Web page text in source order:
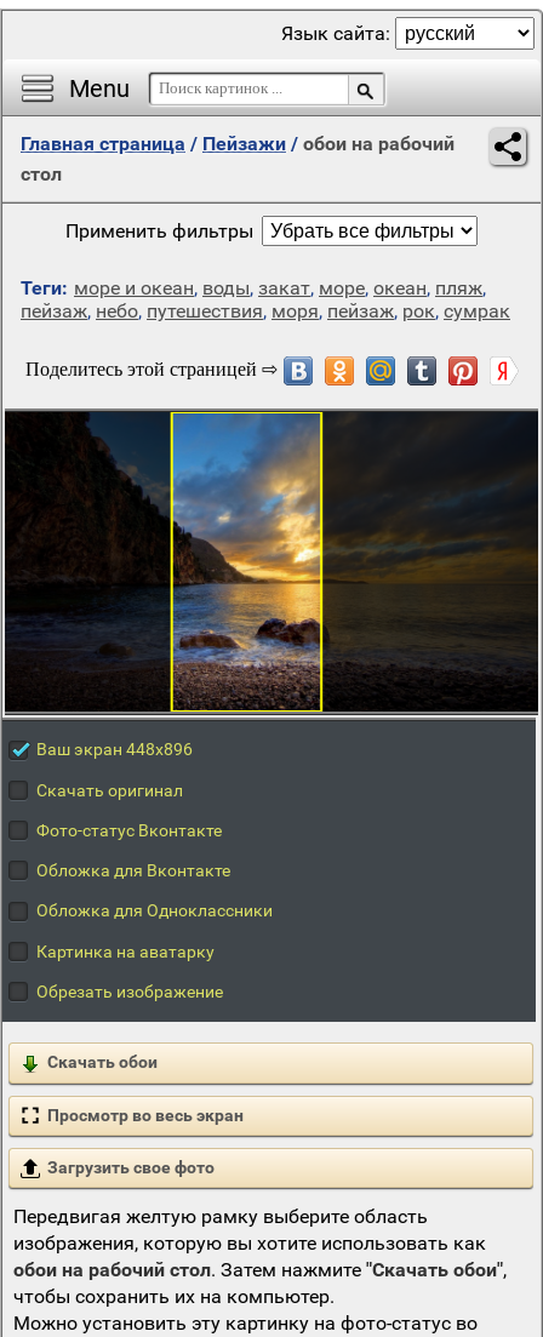
Menu
Язык сайта:
Главная страница / Пейзажи / обои на рабочий
стол
Применить фильтры
Теги: море и океан, воды, закат, море, океан, пляж,
пейзаж, небо, путешествия, моря, пейзаж, рок, сумрак
Ваш экран 448x896
Скачать оригинал
Фото-статус Вконтакте
Обложка для Вконтакте
Обложка для Одноклассники
Картинка на аватарку
Обрезать изображение
Скачать обои
Просмотр во весь экран
Загрузить свое фото
Передвигая желтую рамку выберите область
изображения, которую вы хотите использовать как
обои на рабочий стол. Затем нажмите "Скачать обои",
чтобы сохранить их на компьютер.
Можно установить эту картинку на фото-статус во